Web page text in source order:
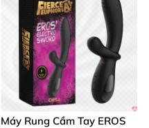
Máy Rung Cầm Tay EROS